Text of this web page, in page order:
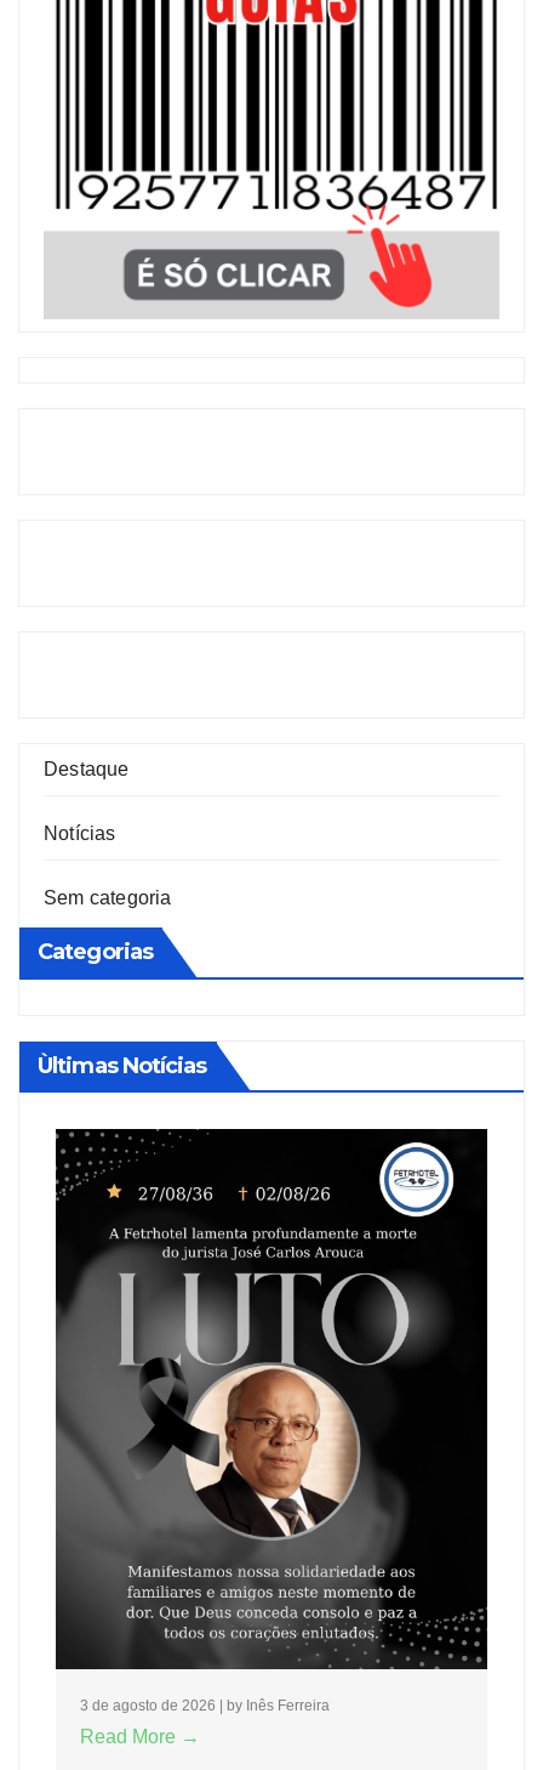
Destaque
Notícias
Sem categoria
Categorias
Ùltimas Notícias
3 de agosto de 2026 by Inês Ferreira
Read More →